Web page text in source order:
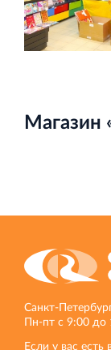
Магазин
Пн‐пт с 9:00 до
Если у вас